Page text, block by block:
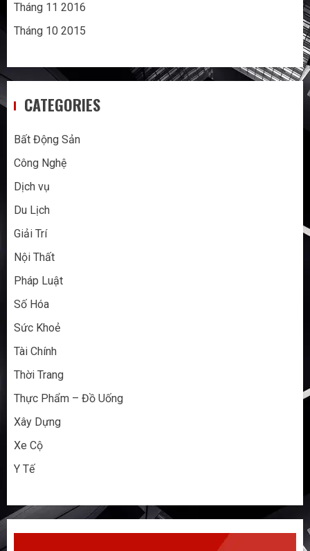
Tháng 11 2016
Tháng 10 2015
CATEGORIES
Bất Động Sản
Công Nghệ
Dịch vụ
Du Lịch
Giải Trí
Nội Thất
Pháp Luật
Số Hóa
Sức Khoẻ
Tài Chính
Thời Trang
Thực Phẩm – Đồ Uống
Xây Dựng
Xe Cộ
Y Tế